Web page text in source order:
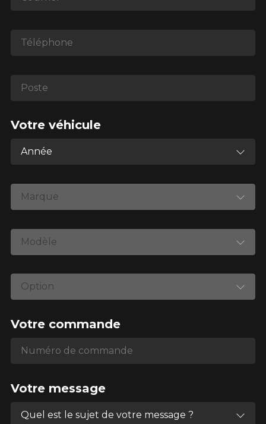
Votre véhicule
Marque
Modèle
Option
Votre commande
Votre message
d'équipement pour votre véhicule, vous devez vérifier
l'exactitude de l'information sur votre véhicule directement